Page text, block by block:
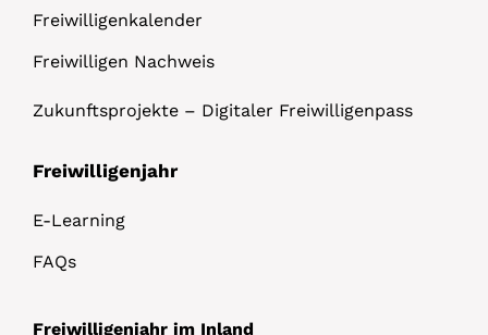
Freiwilligenkalender
Freiwilligen Nachweis
Zukunftsprojekte – Digitaler Freiwilligenpass
Freiwilligenjahr
E-Learning
FAQs
Freiwilligenjahr im Inland